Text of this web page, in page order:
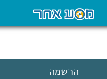
הרשמה